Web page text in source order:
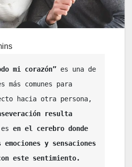
mi corazón” es una de
más comunes para
hacia otra persona,
resulta
en el cerebro donde
y sensaciones
este sentimiento.